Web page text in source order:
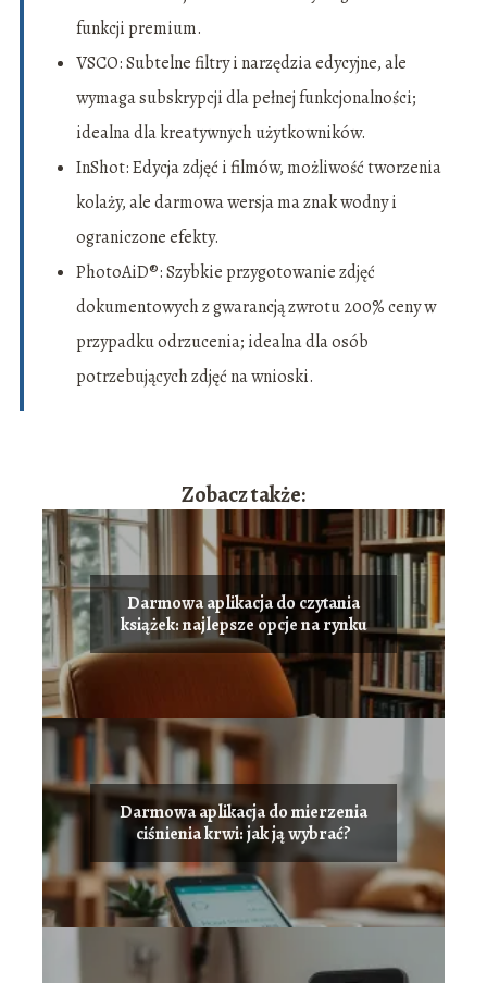
funkcji premium.
VSCO: Subtelne filtry i narzędzia edycyjne, ale
wymaga subskrypcji dla pełnej funkcjonalności;
idealna dla kreatywnych użytkowników.
InShot: Edycja zdjęć i filmów, możliwość tworzenia
kolaży, ale darmowa wersja ma znak wodny i
ograniczone efekty.
PhotoAiD®: Szybkie przygotowanie zdjęć
dokumentowych z gwarancją zwrotu 200% ceny w
przypadku odrzucenia; idealna dla osób
potrzebujących zdjęć na wnioski.
Zobacz także:
Darmowa aplikacja do czytania
książek: najlepsze opcje na rynku
Darmowa aplikacja do mierzenia
ciśnienia krwi: jak ją wybrać?